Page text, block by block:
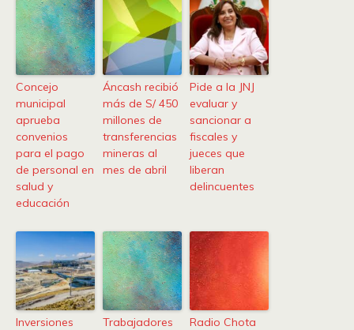
Concejo
municipal
aprueba
convenios
para el pago
de personal en
salud y
educación
Áncash recibió
más de S/ 450
millones de
transferencias
mineras al
mes de abril
Pide a la JNJ
evaluar y
sancionar a
fiscales y
jueces que
liberan
delincuentes
Inversiones
Trabajadores
Radio Chota